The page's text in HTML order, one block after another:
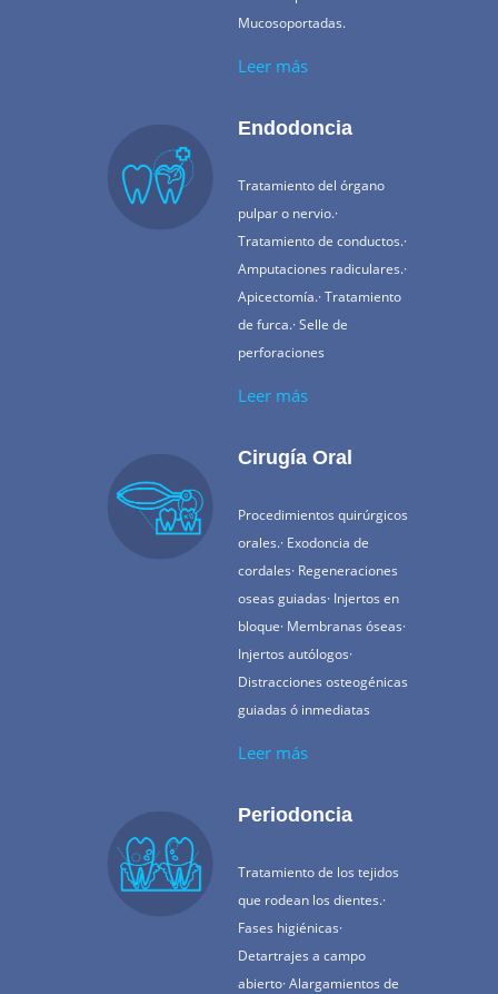
Mucosoportadas.
Leer más
Endodoncia
Tratamiento del órgano
pulpar o nervio.·
Tratamiento de conductos.·
Amputaciones radiculares.·
Apicectomía.· Tratamiento
de furca.· Selle de
perforaciones
Leer más
Cirugía Oral
Procedimientos quirúrgicos
orales.· Exodoncia de
cordales· Regeneraciones
oseas guiadas· Injertos en
bloque· Membranas óseas·
Injertos autólogos·
Distracciones osteogénicas
guiadas ó inmediatas
Leer más
Periodoncia
Tratamiento de los tejidos
que rodean los dientes.·
Fases higiénicas·
Detartrajes a campo
abierto· Alargamientos de